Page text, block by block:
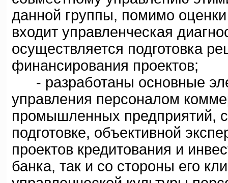
данной группы, помимо
входит управленческая
осуществляется подготовка
финансирования проектов;
- разработаны основные
управления персоналом
промышленных предприятий,
подготовке, объективной
проектов кредитования и
банка, так и со стороны его